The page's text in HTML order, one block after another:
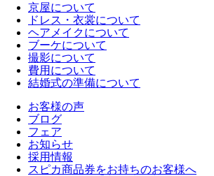
京屋について
ドレス・衣裳について
ヘアメイクについて
ブーケについて
撮影について
費用について
結婚式の準備について
お客様の声
ブログ
フェア
お知らせ
採用情報
スピカ商品券をお持ちのお客様へ